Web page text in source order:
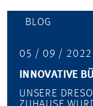
BLOG
05 / 09 / 2022
INNOVATIVE
UNSERE